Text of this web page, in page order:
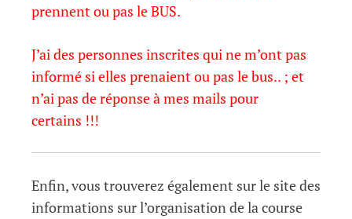
prennent ou pas le BUS.
J’ai des personnes inscrites qui ne m’ont pas
informé si elles prenaient ou pas le bus.. ; et
n’ai pas de réponse à mes mails pour
certains !!!
Enfin, vous trouverez également sur le site des
informations sur l’organisation de la course